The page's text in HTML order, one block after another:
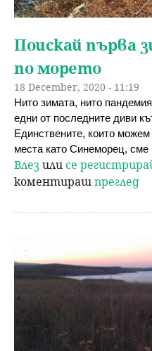
Поискай първа
по морето
18 December, 2020 - 11:19
Нито зимата, нито
едни от последните диви
Единствените, които
места като Синеморец, сме
Влезили се
коментирашпреглед